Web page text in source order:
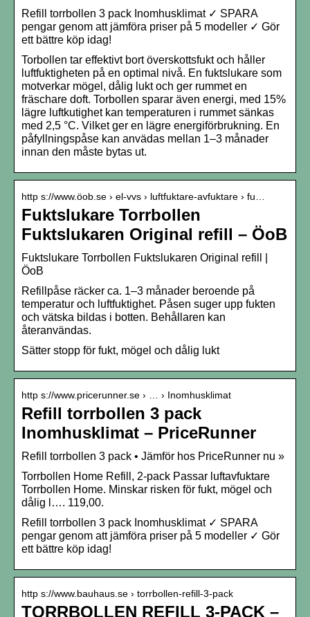
Refill torrbollen 3 pack Inomhusklimat ✓ SPARA
pengar genom att jämföra priser på 5 modeller ✓ Gör
ett bättre köp idag!
Torbollen tar effektivt bort överskottsfukt och håller
luftfuktigheten på en optimal nivå. En fuktslukare som
motverkar mögel, dålig lukt och ger rummet en
fräschare doft. Torbollen sparar även energi, med 15%
lägre luftkutighet kan temperaturen i rummet sänkas
med 2,5 °C. Vilket ger en lägre energiförbrukning. En
påfyllningspåse kan anvädas mellan 1–3 månader
innan den måste bytas ut.
http s://www.öob.se › el-vvs › luftfuktare-avfuktare › fu…
Fuktslukare Torrbollen
Fuktslukaren Original refill – ÖoB
Fuktslukare Torrbollen Fuktslukaren Original refill |
ÖoB
Refillpåse räcker ca. 1–3 månader beroende på
temperatur och luftfuktighet. Påsen suger upp fukten
och vätska bildas i botten. Behållaren kan
återanvändas.
Sätter stopp för fukt, mögel och dålig lukt
http s://www.pricerunner.se › … › Inomhusklimat
Refill torrbollen 3 pack
Inomhusklimat – PriceRunner
Refill torrbollen 3 pack • Jämför hos PriceRunner nu »
Torrbollen Home Refill, 2-pack Passar luftavfuktare
Torrbollen Home. Minskar risken för fukt, mögel och
dålig l…. 119,00.
Refill torrbollen 3 pack Inomhusklimat ✓ SPARA
pengar genom att jämföra priser på 5 modeller ✓ Gör
ett bättre köp idag!
http s://www.bauhaus.se › torrbollen-refill-3-pack
TORRBOLLEN REFILL 3-PACK –